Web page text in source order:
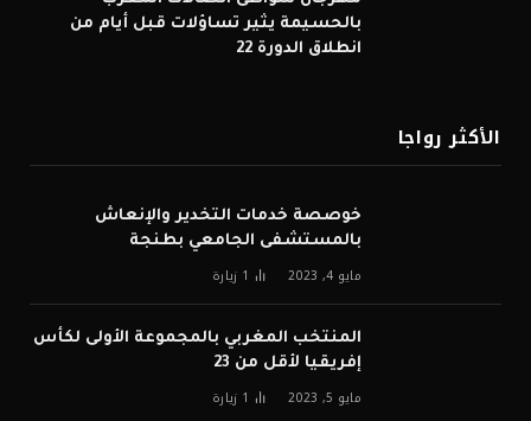
بالحسيمة يثير تساؤلات قبل أيام من
انطلاق الدورة 22
الأكثر رواجا
خوصصة خدمات التخدير والإنعاش
بالمستشفى الجامعي بطنجة
مايو 4, 2023 1 زيارة
المنتخب المغربي بالمجموعة الأولى لكأس
إفريقيا لأقل من 23
مايو 5, 2023 1 زيارة